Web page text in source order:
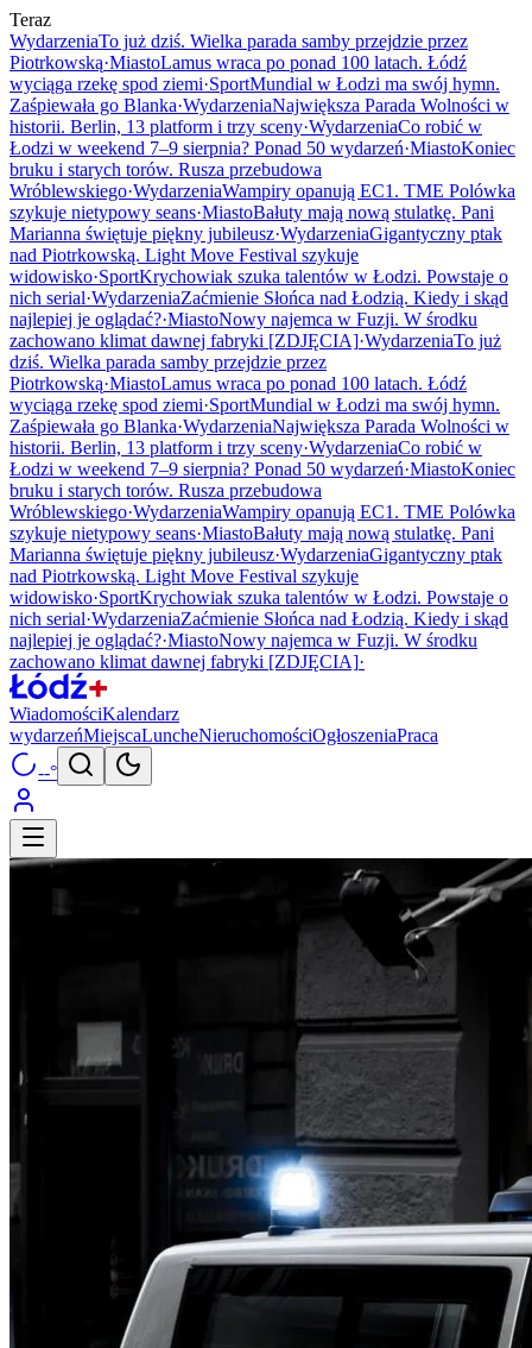
Teraz
WydarzeniaTo już dziś. Wielka parada samby przejdzie przez
Piotrkowską·MiastoLamus wraca po ponad 100 latach. Łódź
wyciąga rzekę spod ziemi·SportMundial w Łodzi ma swój hymn.
Zaśpiewała go Blanka·WydarzeniaNajwiększa Parada Wolności w
historii. Berlin, 13 platform i trzy sceny·WydarzeniaCo robić w
Łodzi w weekend 7–9 sierpnia? Ponad 50 wydarzeń·MiastoKoniec
bruku i starych torów. Rusza przebudowa
Wróblewskiego·WydarzeniaWampiry opanują EC1. TME Polówka
szykuje nietypowy seans·MiastoBałuty mają nową stulatkę. Pani
Marianna świętuje piękny jubileusz·WydarzeniaGigantyczny ptak
nad Piotrkowską. Light Move Festival szykuje
widowisko·SportKrychowiak szuka talentów w Łodzi. Powstaje o
nich serial·WydarzeniaZaćmienie Słońca nad Łodzią. Kiedy i skąd
najlepiej je oglądać?·MiastoNowy najemca w Fuzji. W środku
zachowano klimat dawnej fabryki [ZDJĘCIA]·WydarzeniaTo już
dziś. Wielka parada samby przejdzie przez
Piotrkowską·MiastoLamus wraca po ponad 100 latach. Łódź
wyciąga rzekę spod ziemi·SportMundial w Łodzi ma swój hymn.
Zaśpiewała go Blanka·WydarzeniaNajwiększa Parada Wolności w
historii. Berlin, 13 platform i trzy sceny·WydarzeniaCo robić w
Łodzi w weekend 7–9 sierpnia? Ponad 50 wydarzeń·MiastoKoniec
bruku i starych torów. Rusza przebudowa
Wróblewskiego·WydarzeniaWampiry opanują EC1. TME Polówka
szykuje nietypowy seans·MiastoBałuty mają nową stulatkę. Pani
Marianna świętuje piękny jubileusz·WydarzeniaGigantyczny ptak
nad Piotrkowską. Light Move Festival szykuje
widowisko·SportKrychowiak szuka talentów w Łodzi. Powstaje o
nich serial·WydarzeniaZaćmienie Słońca nad Łodzią. Kiedy i skąd
najlepiej je oglądać?·MiastoNowy najemca w Fuzji. W środku
zachowano klimat dawnej fabryki [ZDJĘCIA]·
WiadomościKalendarz
wydarzeńMiejscaLuncheNieruchomościOgłoszeniaPraca
--°